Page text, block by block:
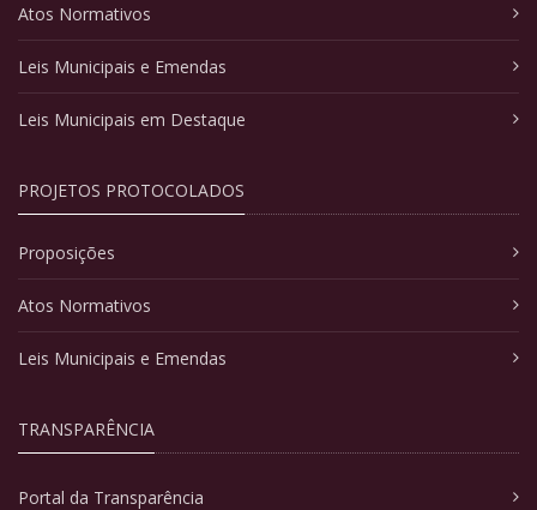
Atos Normativos
Leis Municipais e Emendas
Leis Municipais em Destaque
PROJETOS PROTOCOLADOS
Proposições
Atos Normativos
Leis Municipais e Emendas
TRANSPARÊNCIA
Portal da Transparência